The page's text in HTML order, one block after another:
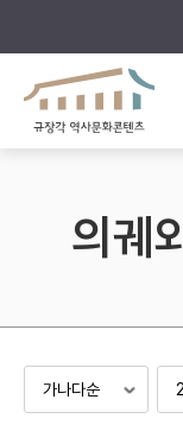
규장각의 어제와
규장각 소개영상
의궤